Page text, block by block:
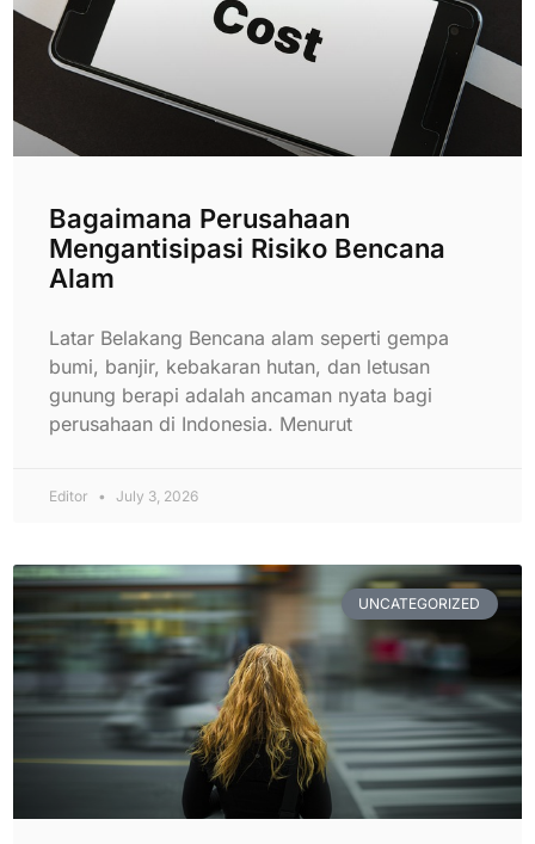
Bagaimana Perusahaan
Mengantisipasi Risiko Bencana
Alam
Latar Belakang Bencana alam seperti gempa
bumi, banjir, kebakaran hutan, dan letusan
gunung berapi adalah ancaman nyata bagi
perusahaan di Indonesia. Menurut
Editor July 3, 2026
UNCATEGORIZED